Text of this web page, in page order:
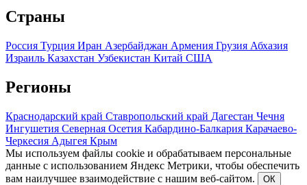
Страны
Россия Турция Иран Азербайджан Армения Грузия Абхазия
Израиль Казахстан Узбекистан Китай США
Регионы
Краснодарский край Ставропольский край Дагестан Чечня
Ингушетия Северная Осетия Кабардино-Балкария Карачаево-
Черкесия Адыгея Крым
Мы используем файлы cookie и обрабатываем персональные
данные с использованием Яндекс Метрики, чтобы обеспечить
вам наилучшее взаимодействие с нашим веб-сайтом.
ОК